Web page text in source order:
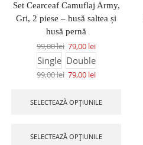
Set Cearceaf Camuflaj Army,
Gri, 2 piese – husă saltea și
husă pernă
99,00lei 79,00 lei
Single Double
99,00lei 79,00 lei
SELECTEAZĂ OPȚIUNILE
SELECTEAZĂ OPȚIUNILE